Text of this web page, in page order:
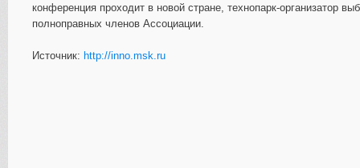
конференция проходит в новой стране, технопарк-организатор
полноправных членов Ассоциации.
Источник: http://inno.msk.ru